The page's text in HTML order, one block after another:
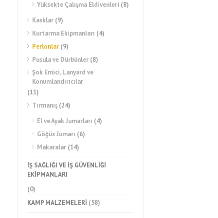
Yüksekte Çalışma Eldivenleri (8)
Kasklar (9)
Kurtarma Ekipmanları (4)
Perlonlar (9)
Pusula ve Dürbünler (8)
Şok Emici, Lanyard ve
Konumlandırıcılar
(11)
Tırmanış (24)
El ve Ayak Jumarları (4)
Göğüs Jumarı (6)
Makaralar (14)
İŞ SAĞLIĞI VE İŞ GÜVENLİĞİ
EKİPMANLARI
(0)
KAMP MALZEMELERİ (58)